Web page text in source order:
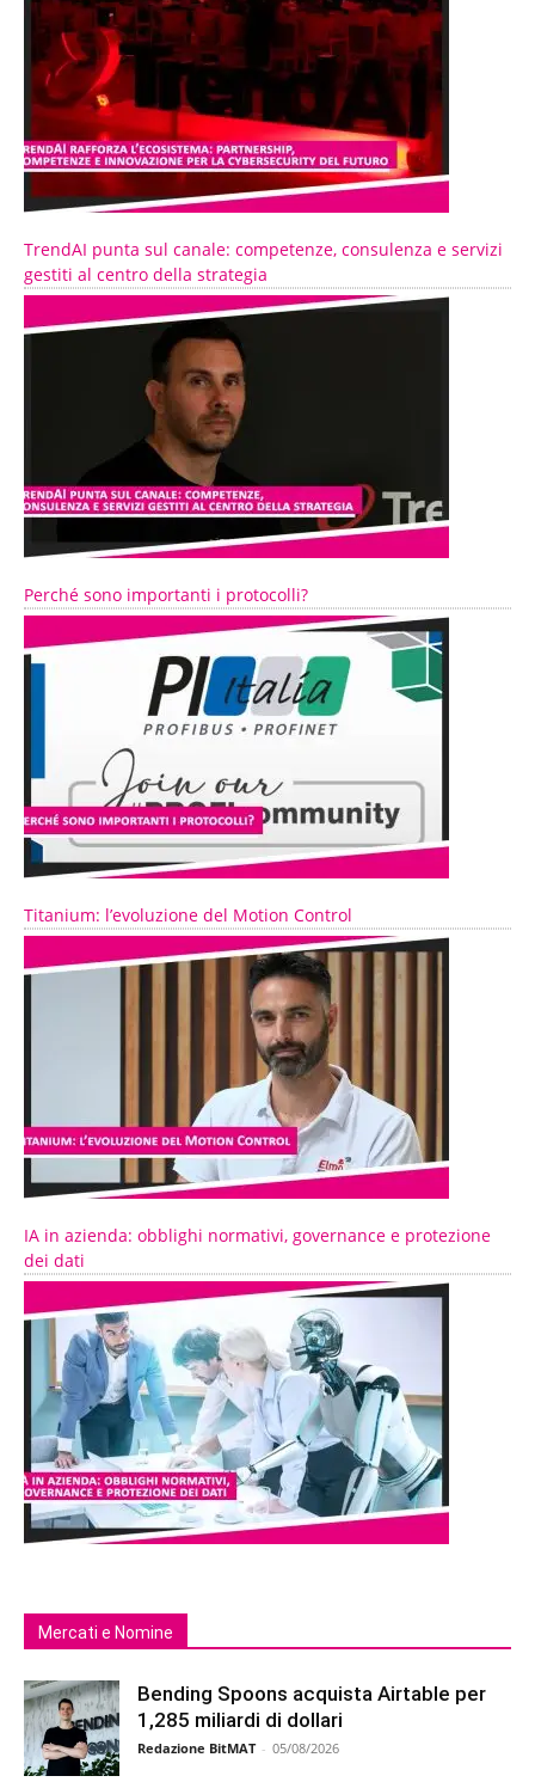
TrendAI punta sul canale: competenze, consulenza e servizi
gestiti al centro della strategia
Perché sono importanti i protocolli?
Titanium: l’evoluzione del Motion Control
IA in azienda: obblighi normativi, governance e protezione
dei dati
Mercati e Nomine
Bending Spoons acquista Airtable per
1,285 miliardi di dollari
Redazione BitMAT - 05/08/2026